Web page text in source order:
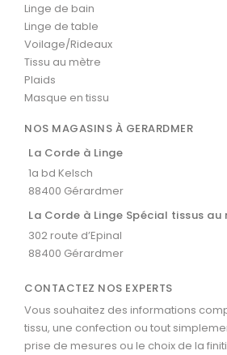
Linge de bain
Linge de table
Voilage/Rideaux
Tissu au mètre
Plaids
Masque en tissu
NOS MAGASINS À GERARDMER
La Corde à Linge
1a bd Kelsch
88400 Gérardmer
La Corde à Linge Spécial tissus au
302 route d’Epinal
88400 Gérardmer
CONTACTEZ NOS EXPERTS
Vous souhaitez des informations
tissu, une confection ou tout
prise de mesures ou le choix de la